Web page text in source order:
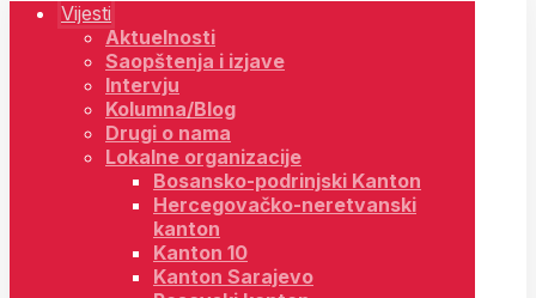
Vijesti
Aktuelnosti
Saopštenja i izjave
Intervju
Kolumna/Blog
Drugi o nama
Lokalne organizacije
Bosansko-podrinjski Kanton
Hercegovačko-neretvanski
kanton
Kanton 10
Kanton Sarajevo